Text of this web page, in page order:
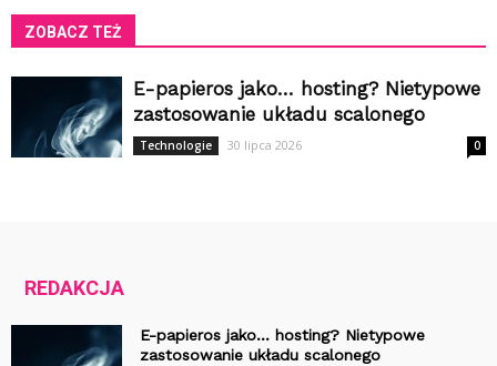
ZOBACZ TEŻ
E-papieros jako… hosting? Nietypowe
zastosowanie układu scalonego
Technologie 30 lipca 2026 0
REDAKCJA
E-papieros jako… hosting? Nietypowe
zastosowanie układu scalonego